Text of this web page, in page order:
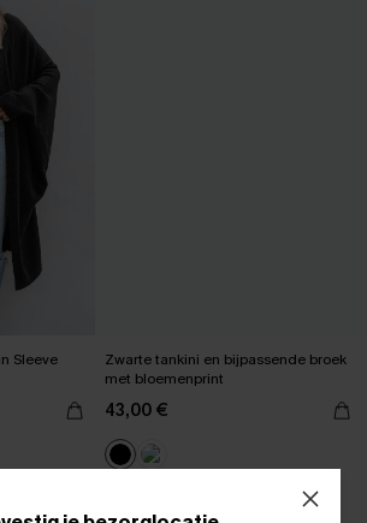
Sleeve
Zwarte tankini en bijpassende broek
met bloemenprint
43,00 €